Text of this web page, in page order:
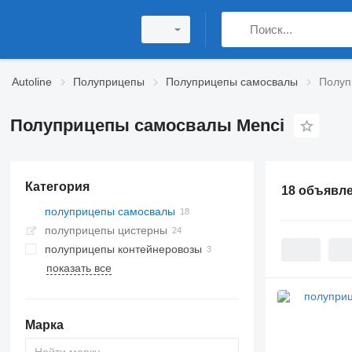
Autoline Полуприцепы Полуприцепы самосвалы
Полуприцепы самосвалы Menci
Категория
полуприцепы самосвалы
полуприцепы цистерны
полуприцепы контейнеровозы
показать все
Марка
18